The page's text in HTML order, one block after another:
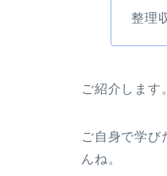
整理
ご紹介します
ご自身で学び
んね。